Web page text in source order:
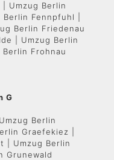
Umzug Berlin
Fennpfuhl |
Berlin Friedenau
| Umzug Berlin
Frohnau
G
Berlin
Graefekiez |
| Umzug Berlin
Grunewald